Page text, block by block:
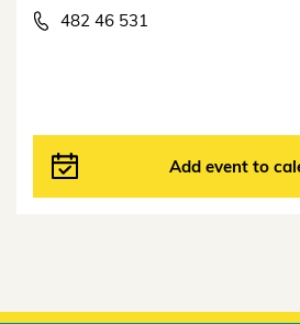
482 46 531
Add event to